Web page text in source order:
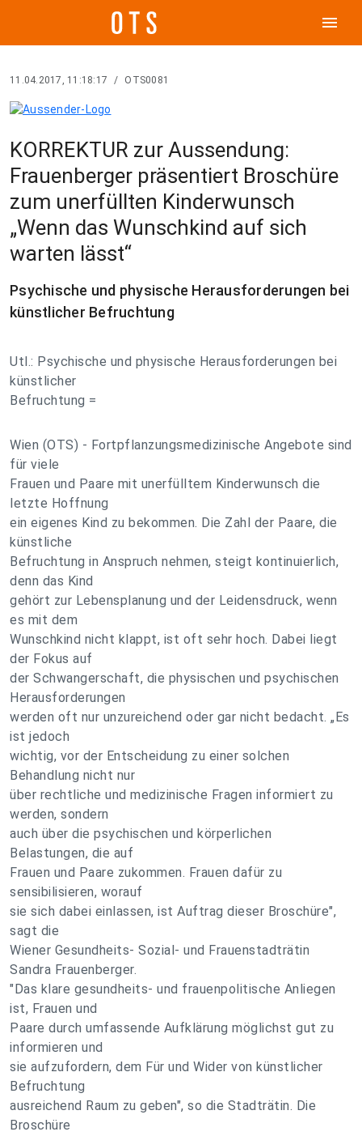
menu
11.04.2017, 11:18:17 / OTS0081
KORREKTUR zur Aussendung:
Frauenberger präsentiert Broschüre
zum unerfüllten Kinderwunsch
„Wenn das Wunschkind auf sich
warten lässt“
Psychische und physische Herausforderungen bei
künstlicher Befruchtung
Utl.: Psychische und physische Herausforderungen bei
künstlicher
Befruchtung =
Wien (OTS) - Fortpflanzungsmedizinische Angebote sind
für viele
Frauen und Paare mit unerfülltem Kinderwunsch die
letzte Hoffnung
ein eigenes Kind zu bekommen. Die Zahl der Paare, die
künstliche
Befruchtung in Anspruch nehmen, steigt kontinuierlich,
denn das Kind
gehört zur Lebensplanung und der Leidensdruck, wenn
es mit dem
Wunschkind nicht klappt, ist oft sehr hoch. Dabei liegt
der Fokus auf
der Schwangerschaft, die physischen und psychischen
Herausforderungen
werden oft nur unzureichend oder gar nicht bedacht. „Es
ist jedoch
wichtig, vor der Entscheidung zu einer solchen
Behandlung nicht nur
über rechtliche und medizinische Fragen informiert zu
werden, sondern
auch über die psychischen und körperlichen
Belastungen, die auf
Frauen und Paare zukommen. Frauen dafür zu
sensibilisieren, worauf
sie sich dabei einlassen, ist Auftrag dieser Broschüre",
sagt die
Wiener Gesundheits- Sozial- und Frauenstadträtin
Sandra Frauenberger.
"Das klare gesundheits- und frauenpolitische Anliegen
ist, Frauen und
Paare durch umfassende Aufklärung möglichst gut zu
informieren und
sie aufzufordern, dem Für und Wider von künstlicher
Befruchtung
ausreichend Raum zu geben", so die Stadträtin. Die
Broschüre